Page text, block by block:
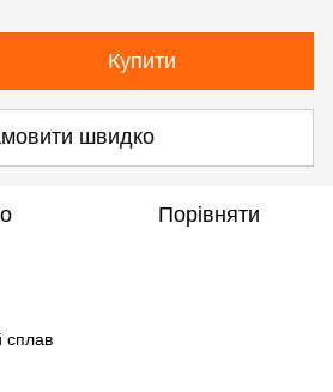
Купити
швидко
Порівняти
сплав